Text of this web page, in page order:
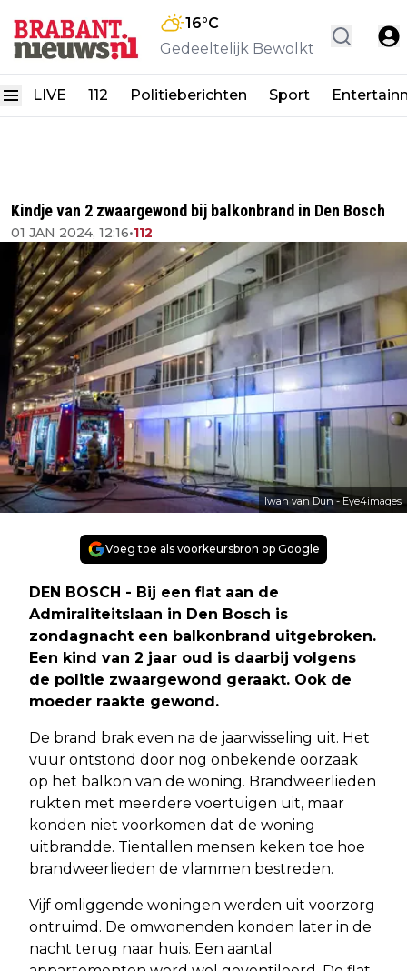
16°C
Gedeeltelijk Bewolkt
LIVE 112 Politieberichten Sport
Kindje van 2 zwaargewond bij balkonbrand in Den Bosch
01 JAN 2024, 12:16•112
Iwan van Dun - Eye4images
Voeg toe als voorkeursbron op Google
DEN BOSCH - Bij een flat aan de
Admiraliteitslaan in Den Bosch is
zondagnacht een balkonbrand uitgebroken.
Een kind van 2 jaar oud is daarbij volgens
de politie zwaargewond geraakt. Ook de
moeder raakte gewond.
De brand brak even na de jaarwisseling uit. Het
vuur ontstond door nog onbekende oorzaak
op het balkon van de woning. Brandweerlieden
rukten met meerdere voertuigen uit, maar
konden niet voorkomen dat de woning
uitbrandde. Tientallen mensen keken toe hoe
brandweerlieden de vlammen bestreden.
Vijf omliggende woningen werden uit voorzorg
ontruimd. De omwonenden konden later in de
nacht terug naar huis. Een aantal